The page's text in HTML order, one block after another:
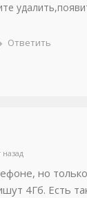
Ответить
назад
но
4Гб. Есть